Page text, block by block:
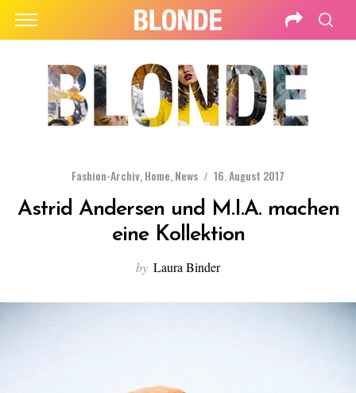
Fashion-Archiv,Home,News 16. August 2017
Astrid Andersen und M.I.A. machen
eine Kollektion
by Laura Binder